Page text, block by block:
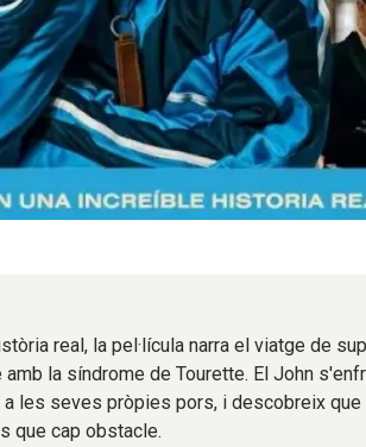
real, la pel·lícula narra el viatge de
amb la síndrome de Tourette. El John
a les seves pròpies pors, i descobreix que
que cap obstacle.